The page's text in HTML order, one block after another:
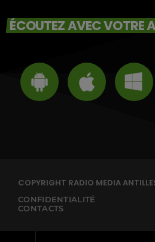
ÉCOUTEZ AVEC VOTRE
COPYRIGHT RADIO MEDIA
CONFIDENTIALITÉ
CONTACTS